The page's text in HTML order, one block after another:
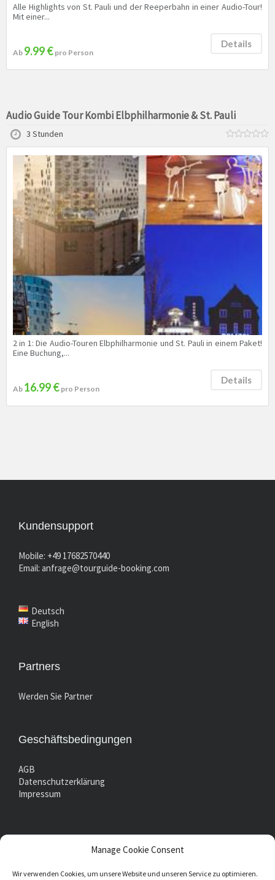
Manage Cookie Consent
Wir verwenden Cookies, um unsere Website und unseren Service zu optimieren.
Alle Highlights von St. Pauli und der Reeperbahn in einer Audio-Tour!
Mit einer...
Ab 9.99 € pro Person
Details
Audio Guide Tour Kombi Elbphilharmonie & St. Pauli
3 Stunden
2 in 1: Die Audio-Touren Elbphilharmonie und St. Pauli in einem Paket!
Eine Buchung,...
Ab 16.99 € pro Person
Details
Kundensupport
Mobile: +49 17682570440
Email: anfrage@tourguide-booking.com
Deutsch
English
Partners
Werden Sie Partner
Geschäftsbedingungen
AGB
Datenschutzerklärung
Impressum